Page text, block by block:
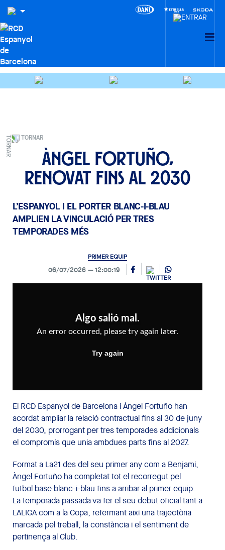
TORNAR
Àngel Fortuño,
renovat fins al 2030
L’ESPANYOL I EL PORTER BLANC-I-BLAU
AMPLIEN LA VINCULACIÓ PER TRES
TEMPORADES MÉS
PRIMER EQUIP
06/07/2026 12:00:19
El RCD Espanyol de Barcelona i Àngel Fortuño han
acordat ampliar la relació contractual fins al 30 de juny
del 2030, prorrogant per tres temporades addicionals
el compromís que unia ambdues parts fins al 2027.
Format a La21 des del seu primer any com a Benjamí,
Àngel Fortuño ha completat tot el recorregut pel
futbol base blanc-i-blau fins a arribar al primer equip.
La temporada passada va fer el seu debut oficial tant a
LALIGA com a la Copa, refermant així una trajectòria
marcada pel treball, la constància i el sentiment de
pertinença al Club.